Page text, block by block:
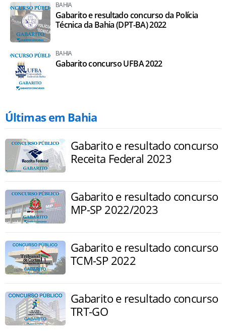
BAHIA
Gabarito e resultado concurso da Polícia
Técnica da Bahia (DPT-BA) 2022
BAHIA
Gabarito concurso UFBA 2022
Últimas em Bahia
Gabarito e resultado concurso
Receita Federal 2023
Gabarito e resultado concurso
MP-SP 2022/2023
Gabarito e resultado concurso
TCM-SP 2022
Gabarito e resultado concurso
TRT-GO